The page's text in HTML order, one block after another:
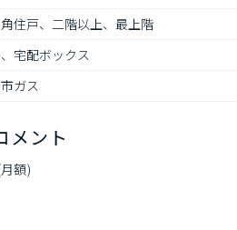
住戸、二階以上、最上階
宅配ボックス
ガス
メント
額)